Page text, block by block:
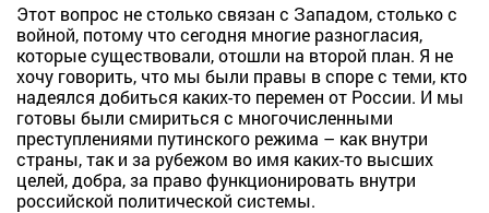
Этот вопрос не столько связан с Западом, столько с
войной, потому что сегодня многие разногласия,
которые существовали, отошли на второй план. Я не
хочу говорить, что мы были правы в споре с теми, кто
надеялся добиться каких-то перемен от России. И мы
готовы были смириться с многочисленными
преступлениями путинского режима – как внутри
страны, так и за рубежом во имя каких-то высших
целей, добра, за право функционировать внутри
российской политической системы.